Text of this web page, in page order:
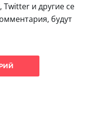
Twitter и другие се
будут